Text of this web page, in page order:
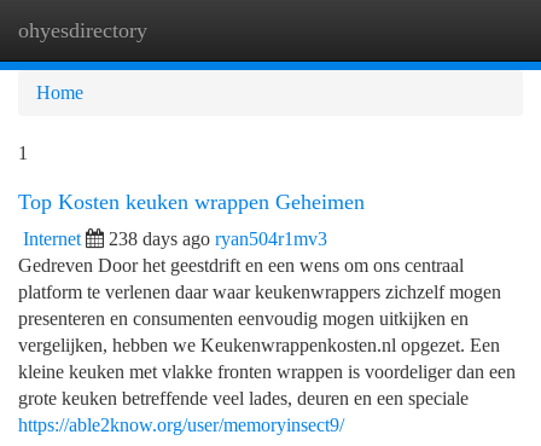
ohyesdirectory
Home
1
Top Kosten keuken wrappen Geheimen
Internet 238 days ago ryan504r1mv3
Gedreven Door het geestdrift en een wens om ons centraal
platform te verlenen daar waar keukenwrappers zichzelf mogen
presenteren en consumenten eenvoudig mogen uitkijken en
vergelijken, hebben we Keukenwrappenkosten.nl opgezet. Een
kleine keuken met vlakke fronten wrappen is voordeliger dan een
grote keuken betreffende veel lades, deuren en een speciale
https://able2know.org/user/memoryinsect9/